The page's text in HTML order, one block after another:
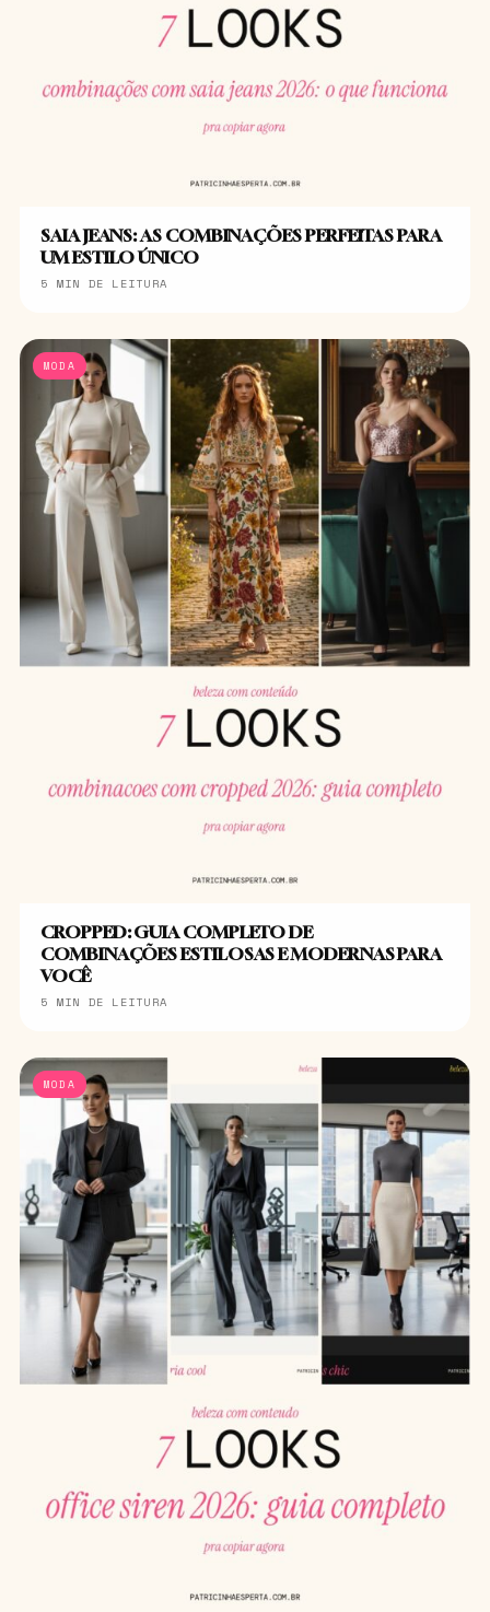
SAIA JEANS: AS COMBINAÇÕES PERFEITAS PARA
UM ESTILO ÚNICO
5 MIN DE LEITURA
MODA
CROPPED: GUIA COMPLETO DE
COMBINAÇÕES ESTILOSAS E MODERNAS PARA
VOCÊ
5 MIN DE LEITURA
MODA